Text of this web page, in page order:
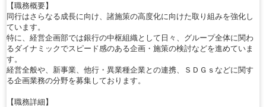
【職務概要】
同行はさらなる成長に向け、諸施策の高度化に向けた取り組みを強化し
ています。
特に、経営企画部では銀行の中枢組織として日々、グループ全体に関わ
るダイナミックでスピード感のある企画・施策の検討などを進めていま
す。
経営全般や、新事業、他行・異業種企業との連携、ＳＤＧｓなどに関す
る企画業務の分野を募集しております。
【職務詳細】